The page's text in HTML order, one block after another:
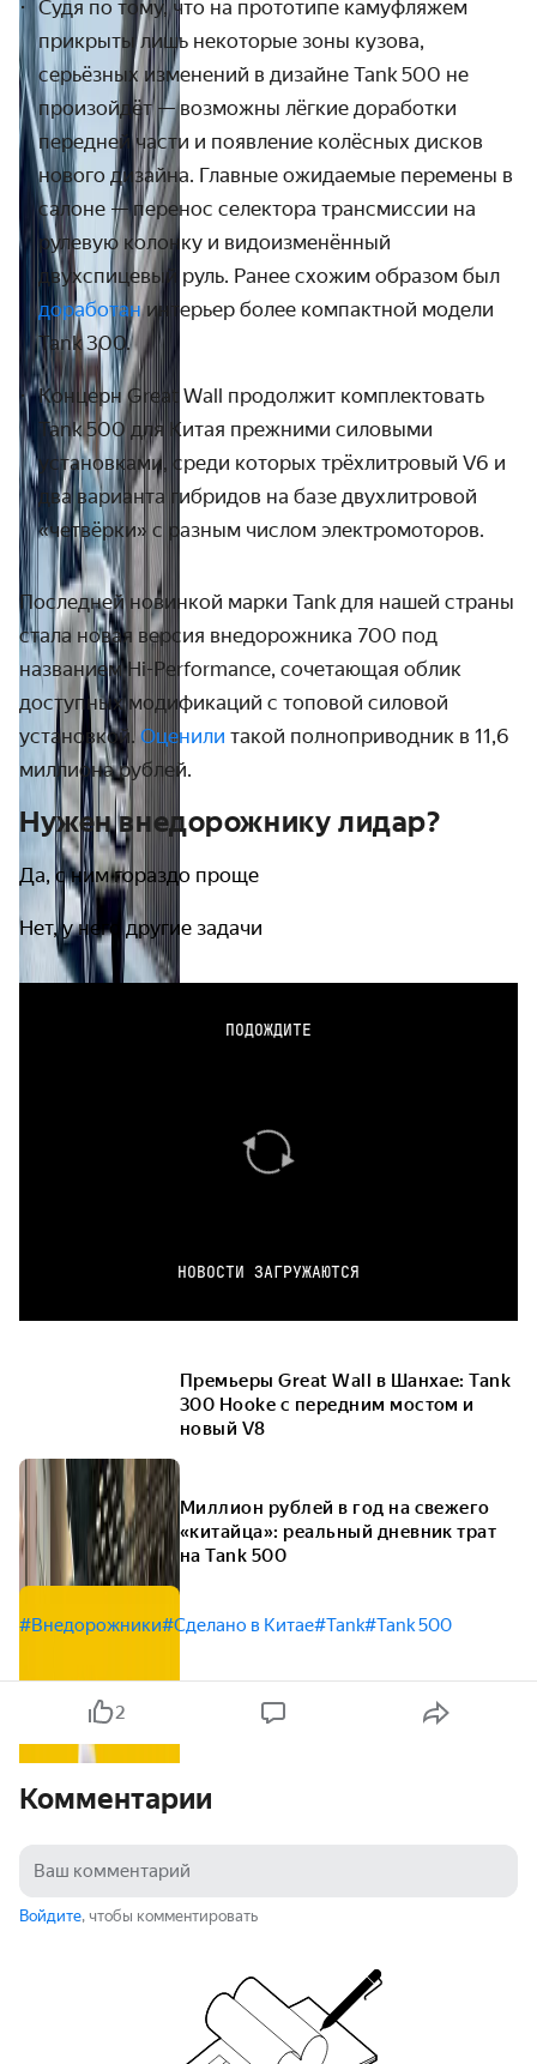
Судя по тому, что на прототипе камуфляжем
прикрыты лишь некоторые зоны кузова,
серьёзных изменений в дизайне Tank 500 не
произойдёт — возможны лёгкие доработки
передней части и появление колёсных дисков
нового дизайна. Главные ожидаемые перемены в
салоне — перенос селектора трансмиссии на
рулевую колонку и видоизменённый
двухспицевый руль. Ранее схожим образом был
доработанинтерьер более компактной модели
Tank 300.
Концерн Great Wall продолжит комплектовать
Tank 500 для Китая прежними силовыми
установками, среди которых трёхлитровый V6 и
два варианта гибридов на базе двухлитровой
«четвёрки» с разным числом электромоторов.
Последней новинкой марки Tank для нашей страны
стала новая версия внедорожника 700 под
названием Hi-Performance, сочетающая облик
доступных модификаций с топовой силовой
установкой. Оценили такой полноприводник в 11,6
миллиона рублей.
Нужен внедорожнику лидар?
Да, с ним гораздо проще
Нет, у него другие задачи
ПОДОЖДИТЕ
НОВОСТИ ЗАГРУЖАЮТСЯ
Премьеры Great Wall в Шанхае: Tank
300 Hooke с передним мостом и
новый V8
Миллион рублей в год на свежего
«китайца»: реальный дневник трат
на Tank 500
#Внедорожники#Сделано в Китае#Tank#Tank 500
2
Комментарии
Войдите, чтобы комментировать